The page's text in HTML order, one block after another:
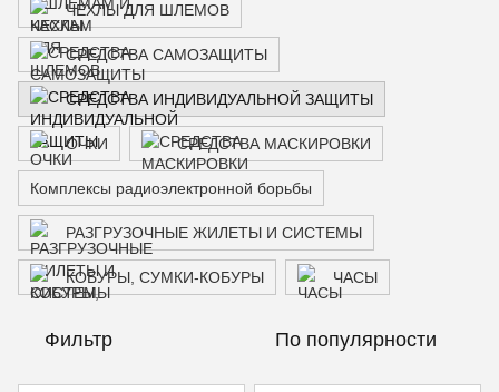
ЧЕХЛЫ ДЛЯ ШЛЕМОВ
СРЕДСТВА САМОЗАЩИТЫ
СРЕДСТВА ИНДИВИДУАЛЬНОЙ ЗАЩИТЫ
ОЧКИ СРЕДСТВА МАСКИРОВКИ
Комплексы радиоэлектронной борьбы
РАЗГРУЗОЧНЫЕ ЖИЛЕТЫ И СИСТЕМЫ
КОБУРЫ, СУМКИ-КОБУРЫ ЧАСЫ
Фильтр По популярности